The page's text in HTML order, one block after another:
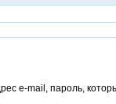
e-mail, пароль,